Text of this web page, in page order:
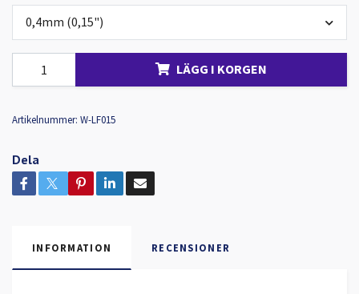
0,4mm (0,15")
LÄGG I KORGEN
Artikelnummer: W-LF015
Dela
INFORMATION RECENSIONER